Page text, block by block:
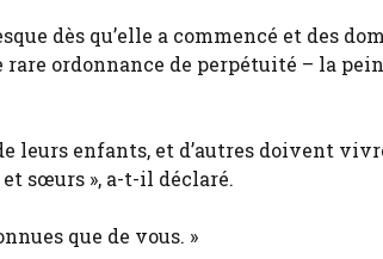
dès qu’elle a commencé et des
rare ordonnance de perpétuité – la
leurs enfants, et d’autres doivent
sœurs », a-t-il déclaré.
que de vous. »